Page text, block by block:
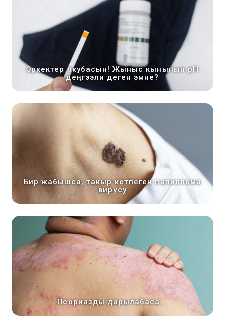
Эркектер окубасын! Жыныс кынынын pH
деңгээли деген эмне?
Бир жабышса, такыр кетпеген папиллома
вирусу
Псориазды дарылабаса...